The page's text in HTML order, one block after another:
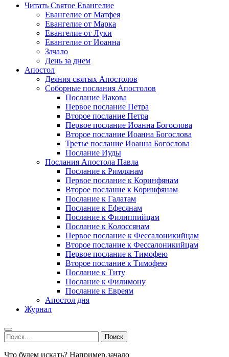
Читать Святое Евангелие
Евангелие от Матфея
Евангелие от Марка
Евангелие от Луки
Евангелие от Иоанна
Зачало
День за днем
Апостол
Деяния святых Апостолов
Соборные послания Апостолов
Послание Иакова
Первое послание Петра
Второе послание Петра
Первое послание Иоанна Богослова
Второе послание Иоанна Богослова
Третье послание Иоанна Богослова
Послание Иуды
Послания Апостола Павла
Послание к Римлянам
Первое послание к Коринфянам
Второе послание к Коринфянам
Послание к Галатам
Послание к Ефесянам
Послание к Филиппийцам
Послание к Колоссянам
Первое послание к Фессалоникийцам
Второе послание к Фессалоникийцам
Первое послание к Тимофею
Второе послание к Тимофею
Послание к Титу
Послание к Филимону
Послание к Евреям
Апостол дня
Журнал
Найти:
Что будем искать? Например,зачало